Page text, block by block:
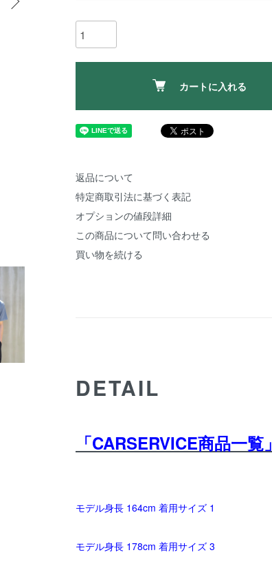
カートに入れる
返品について
特定商取引法に基づく表記
オプションの値段詳細
この商品について問い合わせる
買い物を続ける
DETAIL
「CARSERVICE商品一覧」
モデル身長 164cm 着用サイズ 1
モデル身長 178cm 着用サイズ 3